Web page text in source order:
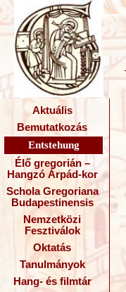
Aktuális
Bemutatkozás
Entstehung
Élő gregorián –
Hangzó Árpád-kor
Schola Gregoriana
Budapestinensis
Nemzetközi
Fesztiválok
Oktatás
Tanulmányok
Hang- és filmtár